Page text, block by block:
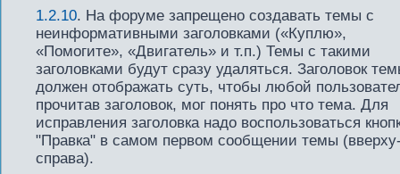
1.2.10. На форуме запрещено создавать темы с
неинформативными заголовками («Куплю»,
«Помогите», «Двигатель» и т.п.) Темы с такими
заголовками будут сразу удаляться. Заголовок
должен отображать суть, чтобы любой
прочитав заголовок, мог понять про что тема. Для
исправления заголовка надо воспользоваться
"Правка" в самом первом сообщении темы
справа).